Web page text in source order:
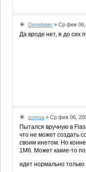
Developer » Ср фев 06,
Да вроде нет, я до сих
comua » Ср фев 06,
Пытался вручную в
что не может создать
своим инетом. Но
1Мб. Может какие-то
идет нормально